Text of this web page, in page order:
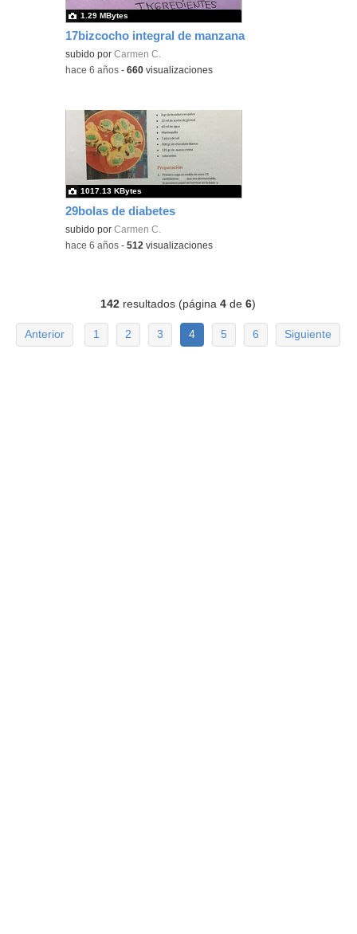
17bizcocho integral de manzana
subido porCarmen C.
1.29 MBytes
-hace 6 años -660 visualizaciones
29bolas de diabetes
subido porCarmen C.
1017.13 KBytes
-hace 6 años -512 visualizaciones
142 resultados (página4 de6)
Anterior 1 2 3 4 5 6 Siguiente